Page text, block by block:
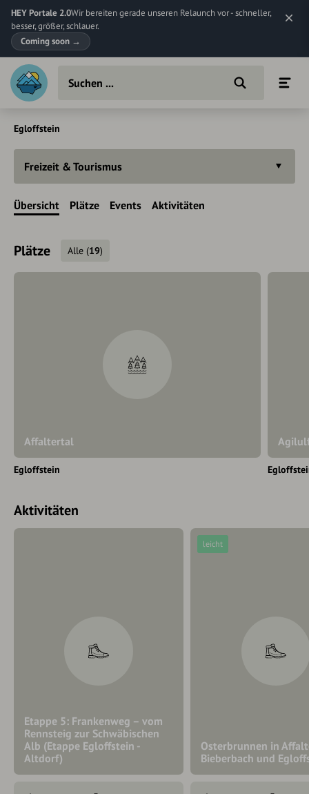
HEY Portale 2.0Wir bereiten gerade unseren Relaunch vor - schneller,
besser, größer, schlauer.
Coming soon →
Egloffstein
Freizeit & Tourismus
Übersicht Plätze Events Aktivitäten
Plätze Alle (19)
Affaltertal
Egloffstein
Aktivitäten
Etappe 5: Frankenweg – vom
Rennsteig zur Schwäbischen
Alb (Etappe Egloffstein -
Altdorf)
Osterbrunnen in
Bieberbach und
leicht